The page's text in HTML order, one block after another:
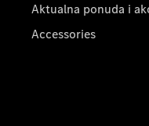
Aktualna ponuda i
Accessories